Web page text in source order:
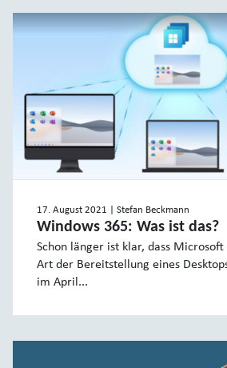
17. August 2021 | Stefan Beckmann
Windows 365: Was ist das?
Schon länger ist klar, dass
Art der Bereitstellung eines
im April...